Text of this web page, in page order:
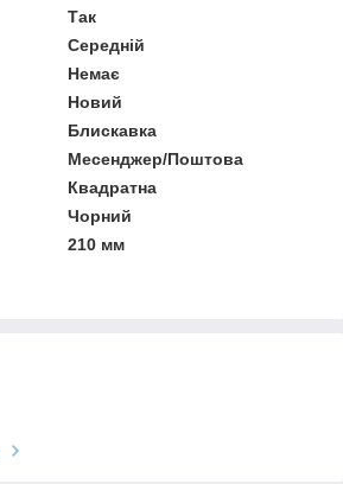
Так
Середній
Немає
Новий
Блискавка
Месенджер/Поштова
Квадратна
Чорний
210 мм